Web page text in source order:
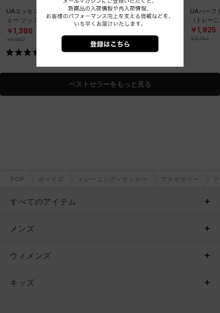
UAエッセンシャル ノーシ
ョー ソックス （6足セッ
ト）（トレーニング/KID
S）
￥1,386
￥1,980
UAエッセンシャル ノーシ
ョー ソックス （6足セッ
ト）（トレーニング/KID
S）
￥1,980
UAハーフ
（トレー
￥1,925
￥2,750
ベストセラーをもっと見る
TOP ボーイズ トレーニング＋サッカー アクセサリー
すべてのアイテム
メンズ
ウィメンズ
キッズ
メンズ
トップス
ボトムス
ウィメンズ
トップス
キッズ